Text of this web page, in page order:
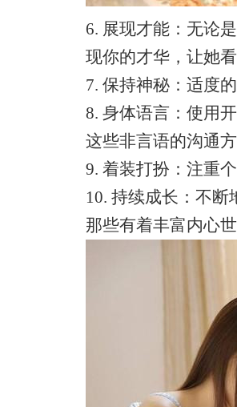
6. 展现才能：无论
现你的才华，让她
7. 保持神秘：适度
8. 身体语言：使用
这些非言语的沟通
9. 着装打扮：注重
10. 持续成长：不
那些有着丰富内心